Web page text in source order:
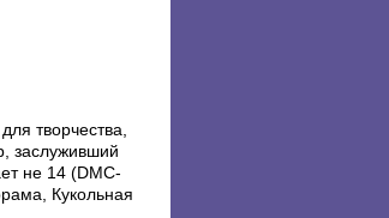
творчества,
заслуживший
не 14 (DMC-
Кукольная